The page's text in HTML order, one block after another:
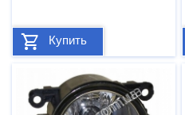
Купить